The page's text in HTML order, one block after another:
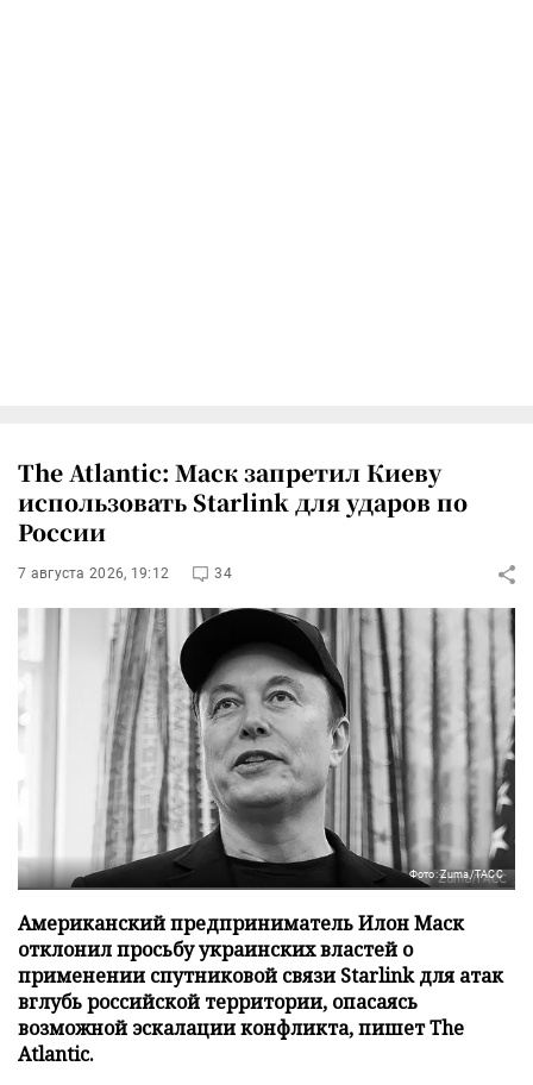
The Atlantic: Маск запретил Киеву
использовать Starlink для ударов по
России
7 августа 2026, 19:12 34
Фото: Zuma/ТАСС
Американский предприниматель Илон Маск
отклонил просьбу украинских властей о
применении спутниковой связи Starlink для атак
вглубь российской территории, опасаясь
возможной эскалации конфликта, пишет The
Atlantic.